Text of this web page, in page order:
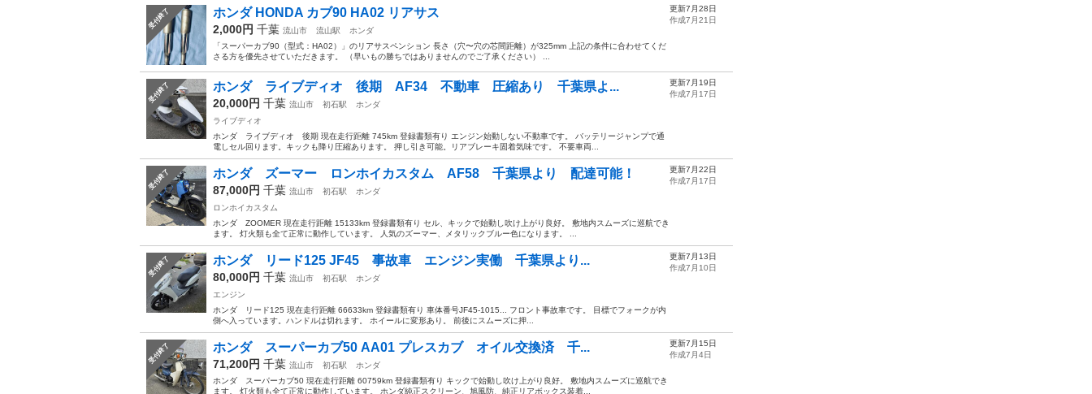
受付終了 ホンダ HONDA カブ90 HA02 リアサス
2,000円 千葉 流山市 流山駅
ホンダ
「スーパーカブ90（型式：HA02）」のリアサスペンション 長さ（穴〜穴の芯間距離）が325mm 上記の条件に合わせてくだ
さる方を優先させていただきます。 （早いもの勝ちではありませんのでご了承ください） ...
更新7月28日
作成7月21日
受付終了 ホンダ ライブディオ 後期 AF34 不動車 圧縮あり 千葉県よ...
20,000円 千葉 流山市 初石駅
ホンダ
ライブディオ
ホンダ ライブディオ 後期 現在走行距離 745km 登録書類有り エンジン始動しない不動車です。 バッテリージャンプで通
電しセル回ります。キックも降り圧縮あります。 押し引き可能。リアブレーキ固着気味です。 不要車両...
更新7月19日
作成7月17日
受付終了 ホンダ ズーマー ロンホイカスタム AF58 千葉県より 配達可能！
87,000円 千葉 流山市 初石駅
ホンダ
ロンホイカスタム
ホンダ ZOOMER 現在走行距離 15133km 登録書類有り セル、キックで始動し吹け上がり良好。 敷地内スムーズに巡航でき
ます。 灯火類も全て正常に動作しています。 人気のズーマー、メタリックブルー色になります。 ...
更新7月22日
作成7月17日
受付終了 ホンダ リード125 JF45 事故車 エンジン実働 千葉県より...
80,000円 千葉 流山市 初石駅
ホンダ
エンジン
ホンダ リード125 現在走行距離 66633km 登録書類有り 車体番号JF45-1015... フロント事故車です。 目標でフォークが内
側へ入っています。ハンドルは切れます。 ホイールに変形あり。 前後にスムーズに押...
更新7月13日
作成7月10日
受付終了 ホンダ スーパーカブ50 AA01 プレスカブ オイル交換済 千...
71,200円 千葉 流山市 初石駅
ホンダ
ホンダ スーパーカブ50 現在走行距離 60759km 登録書類有り キックで始動し吹け上がり良好。 敷地内スムーズに巡航でき
ます。 灯火類も全て正常に動作しています。 ホンダ純正スクリーン、旭風防、純正リアボックス装着...
更新7月15日
作成7月4日